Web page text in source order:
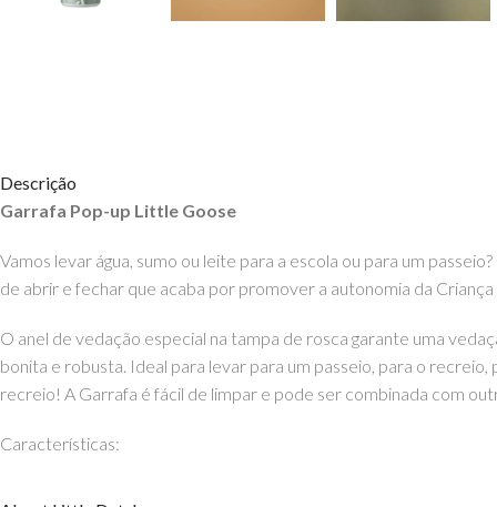
Descrição
Garrafa Pop-up Little Goose
Vamos levar água, sumo ou leite para a escola ou para um
de abrir e fechar que acaba por promover a autonomia da
O anel de vedação especial na tampa de rosca garante uma
bonita e robusta. Ideal para levar para um passeio, para o
recreio! A Garrafa é fácil de limpar e pode ser combinada com
Características: